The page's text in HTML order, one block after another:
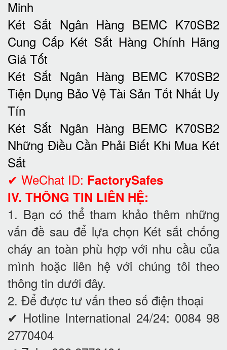
Minh
Két Sắt Ngân Hàng BEMC K70SB2
Cung Cấp Két Sắt Hàng Chính Hãng
Giá Tốt
Két Sắt Ngân Hàng BEMC K70SB2
Tiện Dụng Bảo Vệ Tài Sản Tốt Nhất Uy
Tín
Két Sắt Ngân Hàng BEMC K70SB2
Những Điều Cần Phải Biết Khi Mua Két
Sắt
✔ WeChat ID: FactorySafes
IV. THÔNG TIN LIÊN HỆ:
1. Bạn có thể tham khảo thêm những
vấn đề sau để lựa chọn Két sắt chống
cháy an toàn phù hợp với nhu cầu của
mình hoặc liên hệ với chúng tôi theo
thông tin dưới đây.
2. Để được tư vấn theo số điện thoại
✔ Hotline International 24/24: 0084 98
2770404